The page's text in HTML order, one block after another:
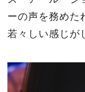
ーの声を務めた
若々しい感じが